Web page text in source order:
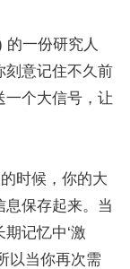
的一份研究人
刻意记住不久前
一个大信号，让
时候，你的大
息保存起来。当
记忆中‘激
以当你再次需